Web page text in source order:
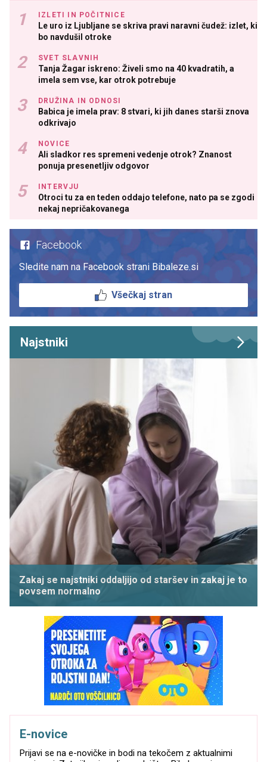
IZLETI IN POČITNICE
Le uro iz Ljubljane se skriva pravi naravni čudež: izlet, ki
bo navdušil otroke
SVET SLAVNIH
Tanja Žagar iskreno: Živeli smo na 40 kvadratih, a
imela sem vse, kar otrok potrebuje
DRUŽINA IN ODNOSI
Babica je imela prav: 8 stvari, ki jih danes starši znova
odkrivajo
NOVICE
Ali sladkor res spremeni vedenje otrok? Znanost
ponuja presenetljiv odgovor
INTERVJU
Otroci tu za en teden oddajo telefone, nato pa se zgodi
nekaj nepričakovanega
Facebook
Sledite nam na Facebook strani Bibaleze.si
Všečkaj stran
Najstniki
Zakaj se najstniki oddaljijo od staršev in zakaj je to
povsem normalno
E-novice
Prijavi se na e-novičke in bodi na tekočem z aktualnimi